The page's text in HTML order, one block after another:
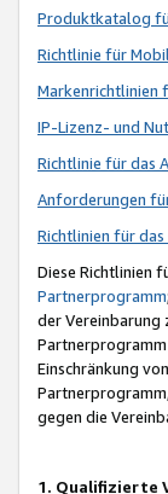
Produktkatalog
Richtlinie für
Markenrichtlinien
IP-Lizenz- und
Richtlinie für das
Anforderungen
Richtlinien für
Diese Richtlinien
Partnerprogramm
der Vereinbarung
Einschränkung
gegen die
1. Qualifizierte